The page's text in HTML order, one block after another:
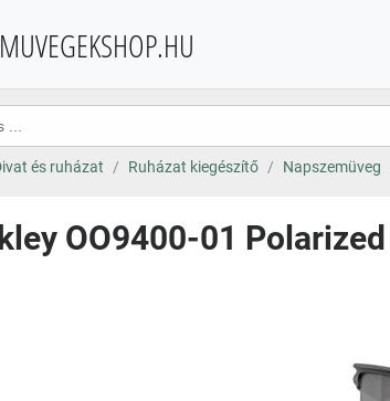
és ruházat Ruházat kiegészítő Napszemüveg
OO9400-01